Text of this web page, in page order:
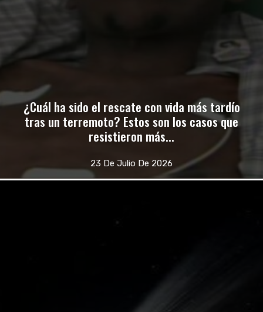
¿Cuál ha sido el rescate con vida más tardío
tras un terremoto? Estos son los casos que
resistieron más...
23 De Julio De 2026